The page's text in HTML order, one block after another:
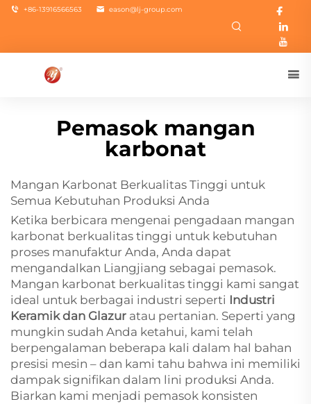
+86-13916566563 eason@lj-group.com
Pemasok mangan
karbonat
Mangan Karbonat Berkualitas Tinggi untuk
Semua Kebutuhan Produksi Anda
Ketika berbicara mengenai pengadaan mangan
karbonat berkualitas tinggi untuk kebutuhan
proses manufaktur Anda, Anda dapat
mengandalkan Liangjiang sebagai pemasok.
Mangan karbonat berkualitas tinggi kami sangat
ideal untuk berbagai industri seperti Industri
Keramik dan Glazur atau pertanian. Seperti yang
mungkin sudah Anda ketahui, kami telah
berpengalaman beberapa kali dalam hal bahan
presisi mesin – dan kami tahu bahwa ini memiliki
dampak signifikan dalam lini produksi Anda.
Biarkan kami menjadi pemasok konsisten